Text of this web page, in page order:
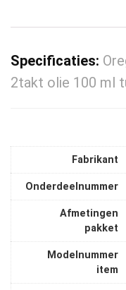
Specificaties:
2takt olie 100 ml
Fabrikant
Onderdeelnummer
Afmetingen
pakket
Modelnummer
item